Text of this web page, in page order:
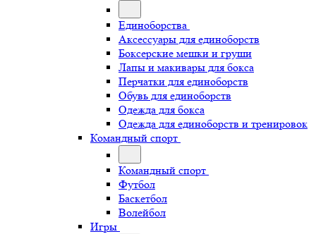
Единоборства
Аксессуары для единоборств
Боксерские мешки и груши
Лапы и макивары для бокса
Перчатки для единоборств
Обувь для единоборств
Одежда для бокса
Одежда для единоборств и тренировок
Командный спорт
Командный спорт
Футбол
Баскетбол
Волейбол
Игры